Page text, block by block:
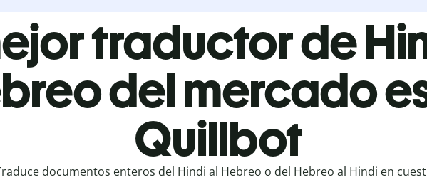
traductor de
del mercado
Quillbot
documentos enteros del Hindi al Hebreo o del Hebreo al Hindi en